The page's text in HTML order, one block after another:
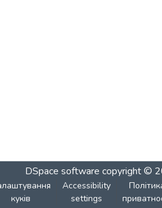
DSpace software copyright ©
куків
Accessibility
settings